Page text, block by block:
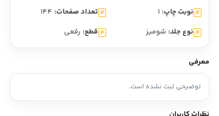
نوبت چاپ: 1 تعداد صفحات: 144
نوع جلد: شومیز قطع: رقعی
معرفی
توضیحی ثبت نشده است.